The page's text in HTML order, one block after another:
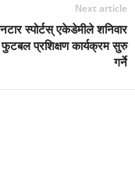
Next article
स्पोर्टस् एकेडेमीले शनिवार
प्रशिक्षण कार्यक्रम सुरु
गर्ने